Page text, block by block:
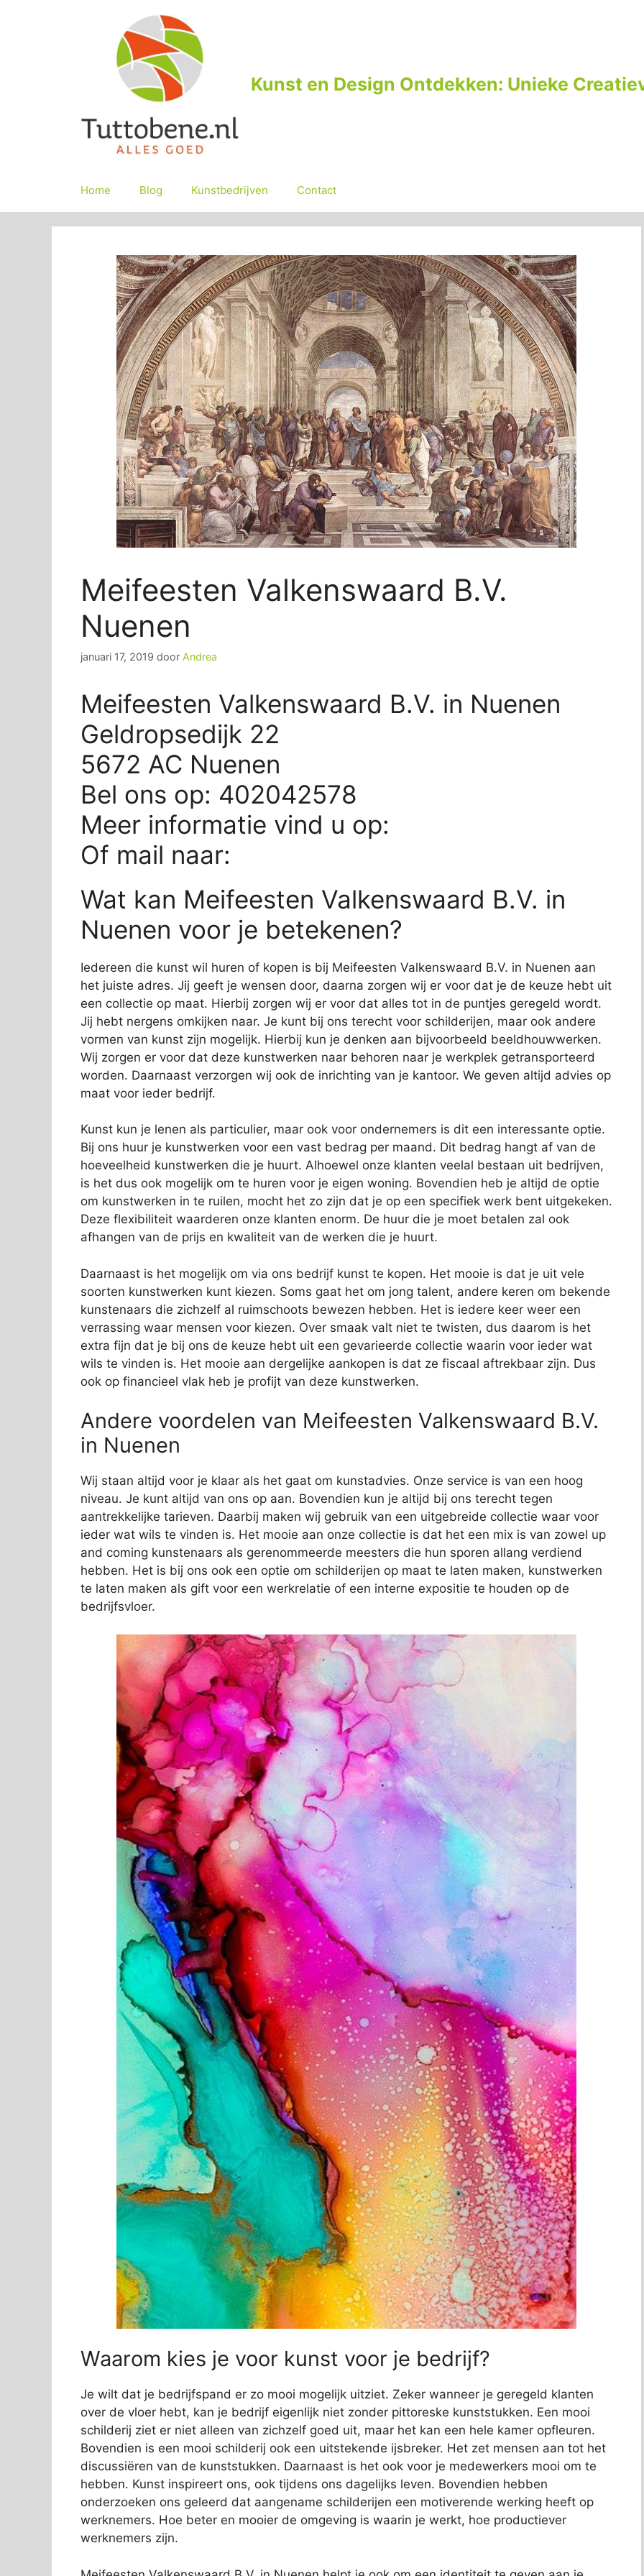
Kunst en Design Ontdekken: Unieke
Home Blog Kunstbedrijven Contact
Meifeesten Valkenswaard B.V.
Nuenen
januari 17, 2019 door Andrea
Meifeesten Valkenswaard B.V. in Nuenen
Geldropsedijk 22
5672 AC Nuenen
Bel ons op: 402042578
Meer informatie vind u op:
Of mail naar:
Wat kan Meifeesten Valkenswaard B.V. in
Nuenen voor je betekenen?
Iedereen die kunst wil huren of kopen is bij Meifeesten Valkenswaard B.V. in Nuenen aan
het juiste adres. Jij geeft je wensen door, daarna zorgen wij er voor dat je de keuze hebt uit
een collectie op maat. Hierbij zorgen wij er voor dat alles tot in de puntjes geregeld wordt.
Jij hebt nergens omkijken naar. Je kunt bij ons terecht voor schilderijen, maar ook andere
vormen van kunst zijn mogelijk. Hierbij kun je denken aan bijvoorbeeld beeldhouwwerken.
Wij zorgen er voor dat deze kunstwerken naar behoren naar je werkplek getransporteerd
worden. Daarnaast verzorgen wij ook de inrichting van je kantoor. We geven altijd advies op
maat voor ieder bedrijf.
Kunst kun je lenen als particulier, maar ook voor ondernemers is dit een interessante optie.
Bij ons huur je kunstwerken voor een vast bedrag per maand. Dit bedrag hangt af van de
hoeveelheid kunstwerken die je huurt. Alhoewel onze klanten veelal bestaan uit bedrijven,
is het dus ook mogelijk om te huren voor je eigen woning. Bovendien heb je altijd de optie
om kunstwerken in te ruilen, mocht het zo zijn dat je op een specifiek werk bent uitgekeken.
Deze flexibiliteit waarderen onze klanten enorm. De huur die je moet betalen zal ook
afhangen van de prijs en kwaliteit van de werken die je huurt.
Daarnaast is het mogelijk om via ons bedrijf kunst te kopen. Het mooie is dat je uit vele
soorten kunstwerken kunt kiezen. Soms gaat het om jong talent, andere keren om bekende
kunstenaars die zichzelf al ruimschoots bewezen hebben. Het is iedere keer weer een
verrassing waar mensen voor kiezen. Over smaak valt niet te twisten, dus daarom is het
extra fijn dat je bij ons de keuze hebt uit een gevarieerde collectie waarin voor ieder wat
wils te vinden is. Het mooie aan dergelijke aankopen is dat ze fiscaal aftrekbaar zijn. Dus
ook op financieel vlak heb je profijt van deze kunstwerken.
Andere voordelen van Meifeesten Valkenswaard B.V.
in Nuenen
Wij staan altijd voor je klaar als het gaat om kunstadvies. Onze service is van een hoog
niveau. Je kunt altijd van ons op aan. Bovendien kun je altijd bij ons terecht tegen
aantrekkelijke tarieven. Daarbij maken wij gebruik van een uitgebreide collectie waar voor
ieder wat wils te vinden is. Het mooie aan onze collectie is dat het een mix is van zowel up
and coming kunstenaars als gerenommeerde meesters die hun sporen allang verdiend
hebben. Het is bij ons ook een optie om schilderijen op maat te laten maken, kunstwerken
te laten maken als gift voor een werkrelatie of een interne expositie te houden op de
bedrijfsvloer.
Waarom kies je voor kunst voor je bedrijf?
Je wilt dat je bedrijfspand er zo mooi mogelijk uitziet. Zeker wanneer je geregeld klanten
over de vloer hebt, kan je bedrijf eigenlijk niet zonder pittoreske kunststukken. Een mooi
schilderij ziet er niet alleen van zichzelf goed uit, maar het kan een hele kamer opfleuren.
Bovendien is een mooi schilderij ook een uitstekende ijsbreker. Het zet mensen aan tot het
discussiëren van de kunststukken. Daarnaast is het ook voor je medewerkers mooi om te
hebben. Kunst inspireert ons, ook tijdens ons dagelijks leven. Bovendien hebben
onderzoeken ons geleerd dat aangename schilderijen een motiverende werking heeft op
werknemers. Hoe beter en mooier de omgeving is waarin je werkt, hoe productiever
werknemers zijn.